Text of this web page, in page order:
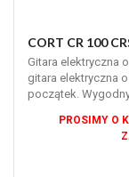
CORT CR 100
Gitara elektryczna
gitara elektryczna
początek.
PROSIMY O